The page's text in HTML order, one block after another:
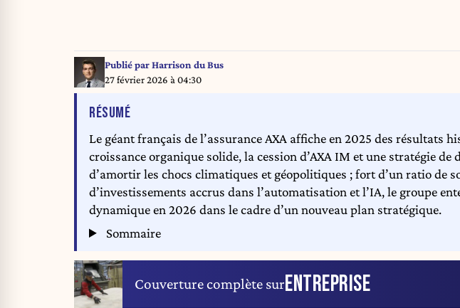
Publié parHarrison du Bus
27 février 2026 à 04:30
RÉSUMÉDE L'ARTICLE
Le géant français de l’assurance AXA affiche en 2025 des résultats
croissance organique solide, la cession d’AXA IM et une stratégie
d’amortir les chocs climatiques et géopolitiques ; fort d’un ratio de
d’investissements accrus dans l’automatisation et l’IA, le groupe
dynamique en 2026 dans le cadre d’un nouveau plan stratégique.
Sommaire
Couverture complète surENTREPRISE